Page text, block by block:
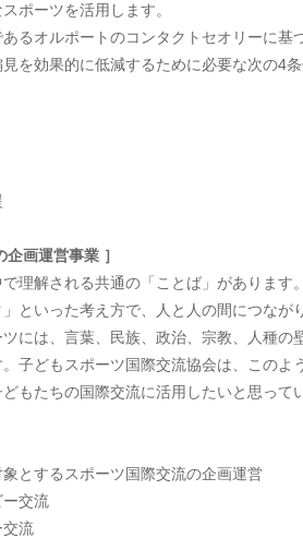
ポーツを活用します。
るオルポートのコンタクトセオリーに基
を効果的に低減するために必要な次の4
企画運営事業 ］
理解される共通の「ことば」があります
といった考え方で、人と人の間につなが
には、言葉、民族、政治、宗教、人種の
子どもスポーツ国際交流協会は、このよ
もたちの国際交流に活用したいと思って
象とするスポーツ国際交流の企画運営
ー交流
交流